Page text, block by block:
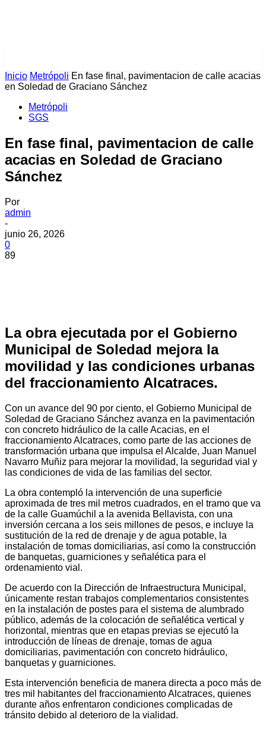
Inicio Metrópoli En fase final, pavimentacion de calle acacias
en Soledad de Graciano Sánchez
Metrópoli
SGS
En fase final, pavimentacion de calle
acacias en Soledad de Graciano
Sánchez
Por
admin
-
junio 26, 2026
0
89
La obra ejecutada por el Gobierno
Municipal de Soledad mejora la
movilidad y las condiciones urbanas
del fraccionamiento Alcatraces.
Con un avance del 90 por ciento, el Gobierno Municipal de
Soledad de Graciano Sánchez avanza en la pavimentación
con concreto hidráulico de la calle Acacias, en el
fraccionamiento Alcatraces, como parte de las acciones de
transformación urbana que impulsa el Alcalde, Juan Manuel
Navarro Muñiz para mejorar la movilidad, la seguridad vial y
las condiciones de vida de las familias del sector.
La obra contempló la intervención de una superficie
aproximada de tres mil metros cuadrados, en el tramo que va
de la calle Guamúchil a la avenida Bellavista, con una
inversión cercana a los seis millones de pesos, e incluye la
sustitución de la red de drenaje y de agua potable, la
instalación de tomas domiciliarias, así como la construcción
de banquetas, guarniciones y señalética para el
ordenamiento vial.
De acuerdo con la Dirección de Infraestructura Municipal,
únicamente restan trabajos complementarios consistentes
en la instalación de postes para el sistema de alumbrado
público, además de la colocación de señalética vertical y
horizontal, mientras que en etapas previas se ejecutó la
introducción de líneas de drenaje, tomas de agua
domiciliarias, pavimentación con concreto hidráulico,
banquetas y guarniciones.
Esta intervención beneficia de manera directa a poco más de
tres mil habitantes del fraccionamiento Alcatraces, quienes
durante años enfrentaron condiciones complicadas de
tránsito debido al deterioro de la vialidad.